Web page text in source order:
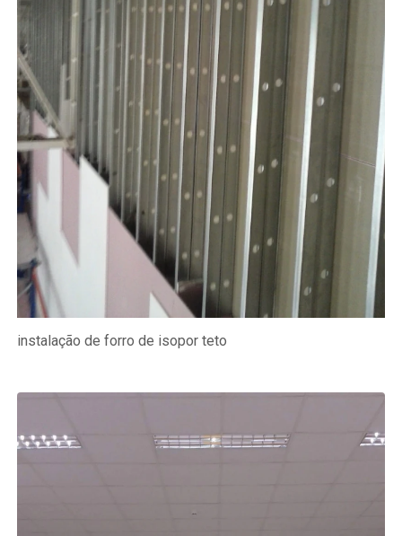
instalação de forro de isopor teto